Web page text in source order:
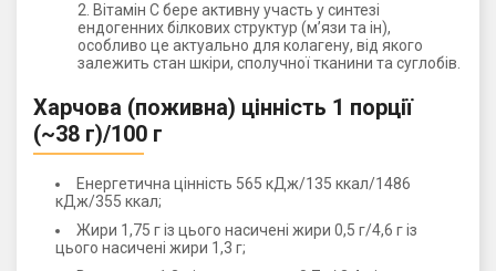
Вітамін С бере активну участь у синтезі
ендогенних білкових структур (м’язи та ін),
особливо це актуально для колагену, від якого
залежить стан шкіри, сполучної тканини та суглобів.
Харчова (поживна) цінність 1 порції
(~38 г)/100 г
Енергетична цінність 565 кДж/135 ккал/1486
кДж/355 ккал;
Жири 1,75 г із цього насичені жири 0,5 г/4,6 г із
цього насичені жири 1,3 г;